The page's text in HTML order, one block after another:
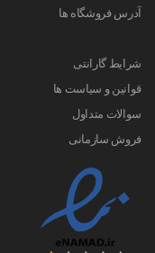
آدرس فروشگاه ها
شرایط گارانتی
قوانین و سیاست ها
سوالات متداول
فروش سازمانی